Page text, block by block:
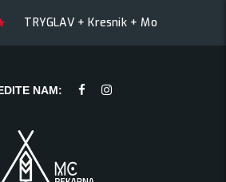
TRYGLAV + Kresnik + Morywa
NAM: